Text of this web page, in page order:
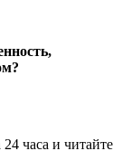
часа и читайте